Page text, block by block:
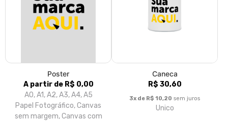
Poster
A partir de R$ 0,00
A0, A1, A2, A3, A4, A5
Papel Fotográfico, Canvas
sem margem, Canvas com
Caneca
R$ 30,60
3x de R$ 10,20 sem juros
Unico